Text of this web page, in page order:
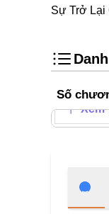
Sự Trở Lại
Số
Xem